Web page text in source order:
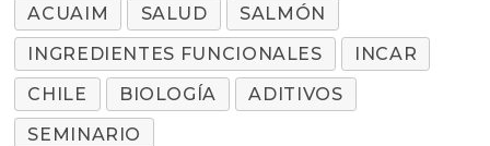
ACUAIM SALUD
SALMÓN
INGREDIENTES FUNCIONALES
INCAR
CHILE
BIOLOGÍA
ADITIVOS
SEMINARIO